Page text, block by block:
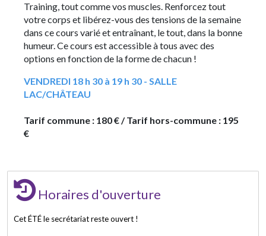
Training, tout comme vos muscles. Renforcez tout
votre corps et libérez-vous des tensions de la semaine
dans ce cours varié et entraînant, le tout, dans la bonne
humeur. Ce cours est accessible à tous avec des
options en fonction de la forme de chacun !
VENDREDI 18 h 30 à 19 h 30 - SALLE
LAC/CHÂTEAU
Tarif commune : 180 € / Tarif hors-commune : 195
€
Horaires d'ouverture
Cet ÉTÉ le secrétariat reste ouvert !